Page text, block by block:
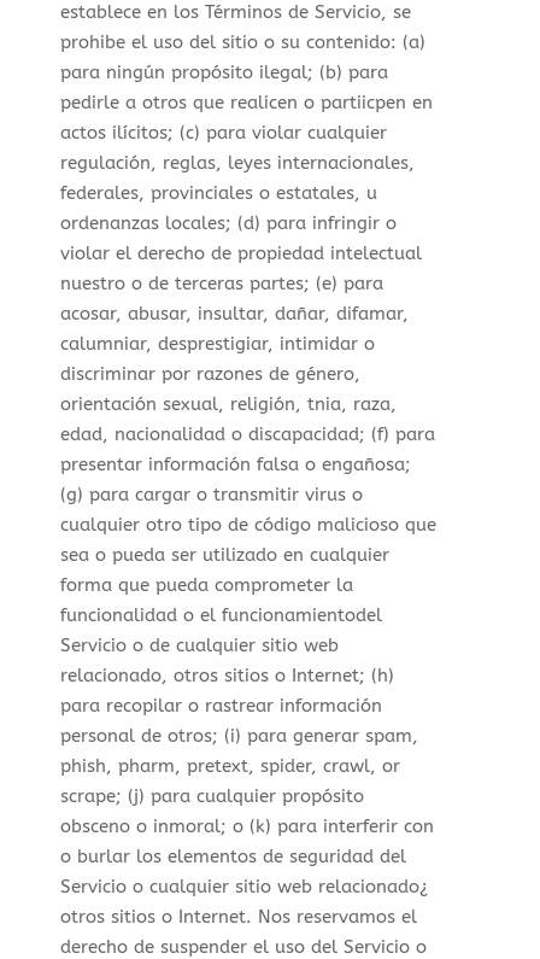
establece en los Términos de Servicio, se
prohibe el uso del sitio o su contenido: (a)
para ningún propósito ilegal; (b) para
pedirle a otros que realicen o partiicpen en
actos ilícitos; (c) para violar cualquier
regulación, reglas, leyes internacionales,
federales, provinciales o estatales, u
ordenanzas locales; (d) para infringir o
violar el derecho de propiedad intelectual
nuestro o de terceras partes; (e) para
acosar, abusar, insultar, dañar, difamar,
calumniar, desprestigiar, intimidar o
discriminar por razones de género,
orientación sexual, religión, tnia, raza,
edad, nacionalidad o discapacidad; (f) para
presentar información falsa o engañosa;
(g) para cargar o transmitir virus o
cualquier otro tipo de código malicioso que
sea o pueda ser utilizado en cualquier
forma que pueda comprometer la
funcionalidad o el funcionamientodel
Servicio o de cualquier sitio web
relacionado, otros sitios o Internet; (h)
para recopilar o rastrear información
personal de otros; (i) para generar spam,
phish, pharm, pretext, spider, crawl, or
scrape; (j) para cualquier propósito
obsceno o inmoral; o (k) para interferir con
o burlar los elementos de seguridad del
Servicio o cualquier sitio web relacionado¿
otros sitios o Internet. Nos reservamos el
derecho de suspender el uso del Servicio o